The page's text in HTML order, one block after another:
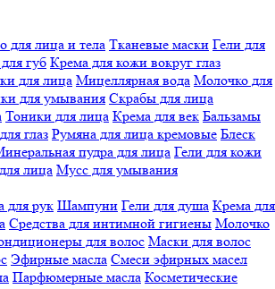
для лица и тела Тканевые маски Гели для
губ Крема для кожи вокруг глаз
для лица Мицеллярная вода Молочко для
для умывания Скрабы для лица
Тоники для лица Крема для век Бальзамы
глаз Румяна для лица кремовые Блеск
пудра для лица Гели для кожи
лица Мусс для умывания
для рук Шампуни Гели для душа Крема для
Средства для интимной гигиены Молочко
для волос Маски для волос
Эфирные масла Смеси эфирных масел
Парфюмерные масла Косметические